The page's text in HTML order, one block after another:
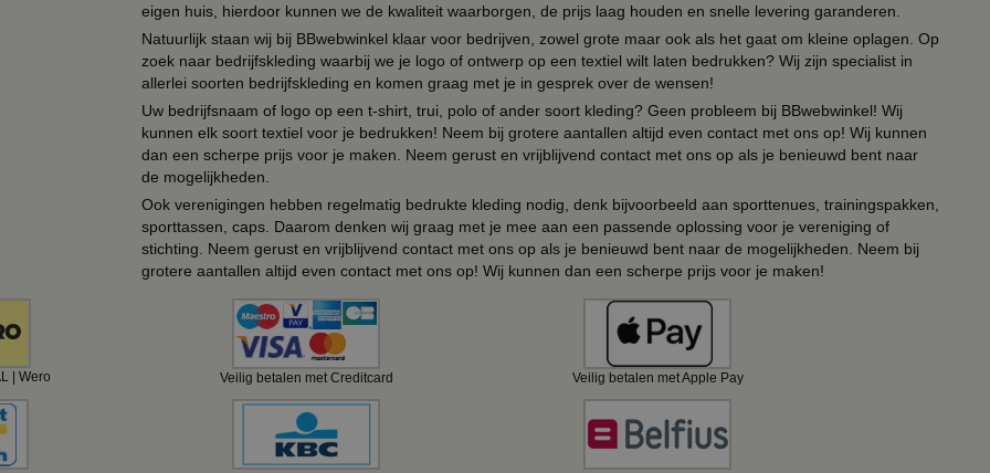
eigen huis, hierdoor kunnen we de kwaliteit waarborgen, de prijs laag houden en snelle levering garanderen.
Natuurlijk staan wij bij BBwebwinkel klaar voor bedrijven, zowel grote maar ook als het gaat om kleine oplagen. Op
zoek naar bedrijfskleding waarbij we je logo of ontwerp op een textiel wilt laten bedrukken? Wij zijn specialist in
allerlei soorten bedrijfskleding en komen graag met je in gesprek over de wensen!
Uw bedrijfsnaam of logo op een t-shirt, trui, polo of ander soort kleding? Geen probleem bij BBwebwinkel! Wij
kunnen elk soort textiel voor je bedrukken! Neem bij grotere aantallen altijd even contact met ons op! Wij kunnen
dan een scherpe prijs voor je maken. Neem gerust en vrijblijvend contact met ons op als je benieuwd bent naar
de mogelijkheden.
Ook verenigingen hebben regelmatig bedrukte kleding nodig, denk bijvoorbeeld aan sporttenues, trainingspakken,
sporttassen, caps. Daarom denken wij graag met je mee aan een passende oplossing voor je vereniging of
stichting. Neem gerust en vrijblijvend contact met ons op als je benieuwd bent naar de mogelijkheden. Neem bij
grotere aantallen altijd even contact met ons op! Wij kunnen dan een scherpe prijs voor je maken!
| Wero Veilig betalen met Creditcard Veilig betalen met Apple Pay